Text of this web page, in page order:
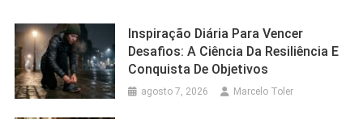
Inspiração Diária Para Vencer
Desafios: A Ciência Da Resiliência E
Conquista De Objetivos
agosto 7, 2026 Marcelo Toler